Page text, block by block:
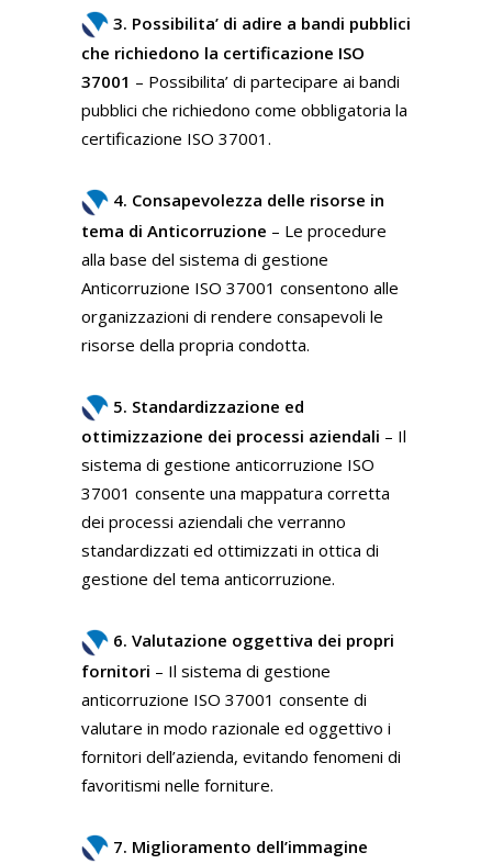
3. Possibilita’ di adire a bandi pubblici
che richiedono la certificazione ISO
37001 – Possibilita’ di partecipare ai bandi
pubblici che richiedono come obbligatoria la
certificazione ISO 37001.
4. Consapevolezza delle risorse in
tema di Anticorruzione – Le procedure
alla base del sistema di gestione
Anticorruzione ISO 37001 consentono alle
organizzazioni di rendere consapevoli le
risorse della propria condotta.
5. Standardizzazione ed
ottimizzazione dei processi aziendali – Il
sistema di gestione anticorruzione ISO
37001 consente una mappatura corretta
dei processi aziendali che verranno
standardizzati ed ottimizzati in ottica di
gestione del tema anticorruzione.
6. Valutazione oggettiva dei propri
fornitori – Il sistema di gestione
anticorruzione ISO 37001 consente di
valutare in modo razionale ed oggettivo i
fornitori dell’azienda, evitando fenomeni di
favoritismi nelle forniture.
7. Miglioramento dell’immagine